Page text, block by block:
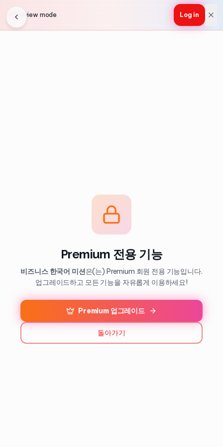
Preview mode Log in
Premium 전용 기능
비즈니스 한국어 미션은(는) Premium 회원 전용 기능입니다.
업그레이드하고 모든 기능을 자유롭게 이용하세요!
Premium 업그레이드
돌아가기